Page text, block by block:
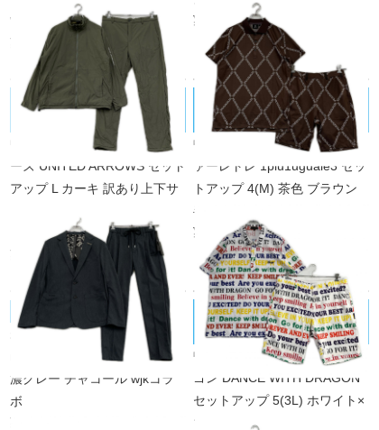
WAY
¥11,000
¥7,700 税込
UNITED ARROWS/ユナイテッドアロ
中古 メンズ ユナイテッドアロ
ーズ UNITED ARROWS セット
アップ L カーキ 訳あり上下サ
ヨコストレッチ 撥水 透湿
¥17,600 税込
1PIU1UGUALE3/ウノピｭウノウグァ
ーレトレ
中古 メンズ ウノピュウノウグ
ァーレトレ 1piu1uguale3 セッ
トアップ 4(M) 茶色 ブラウン
半袖ポロシャツ×ハーフパンツ
¥28,600 税込
muta MARINE/ムータマリン
未使用品 メンズ ムータマリン
muta MARINE セットアップ S
濃グレー チャコール wjkコラ
ボ
¥77,000
DANCE WITH DRAGON/ダンスウィ
ズドラゴン
中古 メンズ ダンスウィズドラ
ゴン DANCE WITH DRAGON
セットアップ 5(3L) ホワイト×
マルチカラー 白 半袖ポロシャ